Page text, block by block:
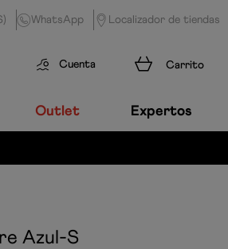
WhatsApp Localizador de tiendas
Cuenta
Outlet Expertos
Azul-S